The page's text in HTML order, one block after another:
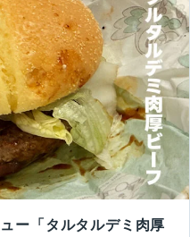
ー「タルタルデミ肉厚